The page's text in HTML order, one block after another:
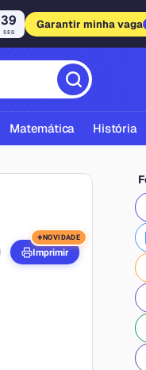
38
SEG
Garantir minha vaga
Matemática História
Imprimir
+NOVIDADE